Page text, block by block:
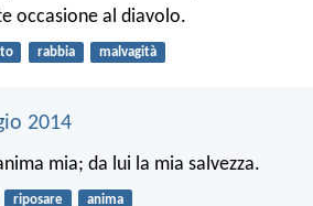
occasione al diavolo.
rabbia malvagità
2014
mia; da lui la mia salvezza.
riposare anima